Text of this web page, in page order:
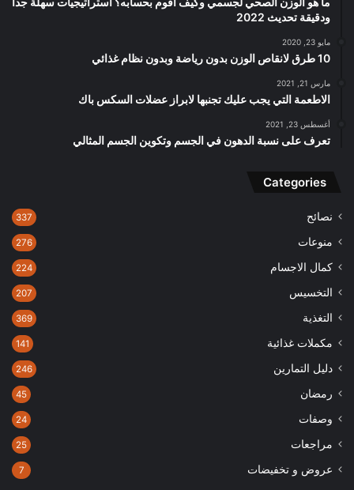
ودقيقة تحديث 2022
مايو 23, 2020
10 طرق لانقاص الوزن بدون رياضة وبدون نظام غذائي
مارس 21, 2021
الاطعمة التي يجب عليك تجنبها لابراز عضلات السكس باك
أغسطس 23, 2021
تعرف على نسبة الدهون في الجسم وتكوين الجسم المثالي
Categories
نصائح 337
منوعات 276
كمال الاجسام 224
التخسيس 207
التغذية 369
مكملات غذائية 141
دليل التمارين 246
رمضان 45
وصفات 24
مراجعات 25
عروض و تخفيضات 7